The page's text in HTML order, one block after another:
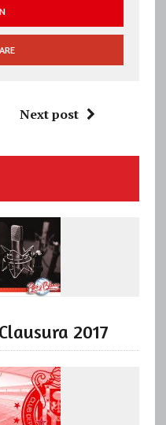
Next post
2017